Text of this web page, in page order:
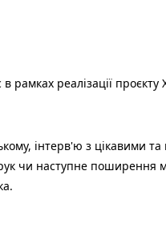
рамках реалізації проєкту
інтерв'ю з цікавими
чи наступне поширення